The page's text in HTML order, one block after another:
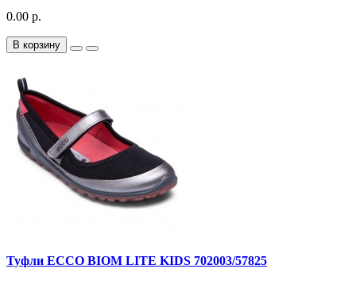
0.00 р.
В корзину
Туфли ECCO BIOM LITE KIDS 702003/57825